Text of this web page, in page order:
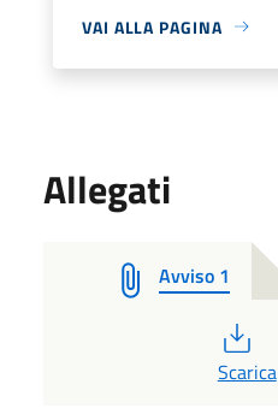
VAI ALLA PAGINA
Allegati
Avviso 1
PDF
Scarica